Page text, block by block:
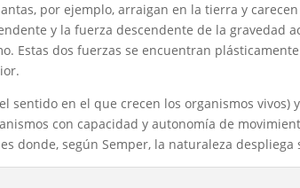
por ejemplo, arraigan en la tierra y
y la fuerza descendente de la gravedad
Estas dos fuerzas se encuentran
sentido en el que crecen los organismos vivos)
con capacidad y autonomía de
donde, según Semper, la naturaleza despliega